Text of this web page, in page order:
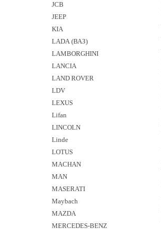
JCB
JEEP
KIA
LADA (ВАЗ)
LAMBORGHINI
LANCIA
LAND ROVER
LDV
LEXUS
Lifan
LINCOLN
Linde
LOTUS
MACHAN
MAN
MASERATI
Maybach
MAZDA
MERCEDES-BENZ